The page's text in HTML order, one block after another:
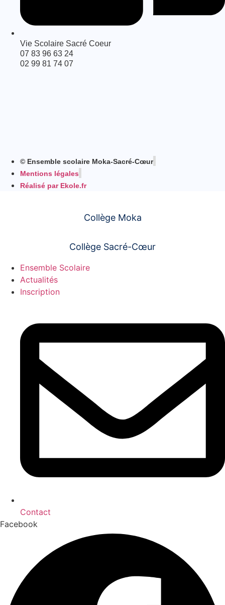
Vie Scolaire Sacré Coeur
07 83 96 63 24
02 99 81 74 07
© Ensemble scolaire Moka-Sacré-Cœur
Mentions légales
Réalisé par Ekole.fr
Collège Moka
Collège Sacré-Cœur
Ensemble Scolaire
Actualités
Inscription
Contact
Facebook